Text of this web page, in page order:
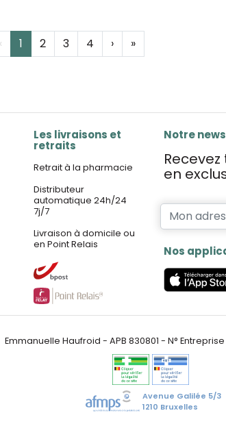
‹ 1 2 3 4 › »
Les livraisons et
retraits
Retrait à la pharmacie
Distributeur
automatique 24h/24
7j/7
Livraison à domicile ou
en Point Relais
Notre
en
Nos
Emmanuelle Haufroid - APB 830801 - N°
Avenue Galilée 5/3
1210 Bruxelles